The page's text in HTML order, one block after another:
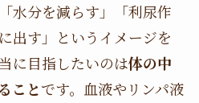
水分を減らす」「利尿作
出す」というイメージを
に目指したいのは体の中
ことです。血液やリンパ液